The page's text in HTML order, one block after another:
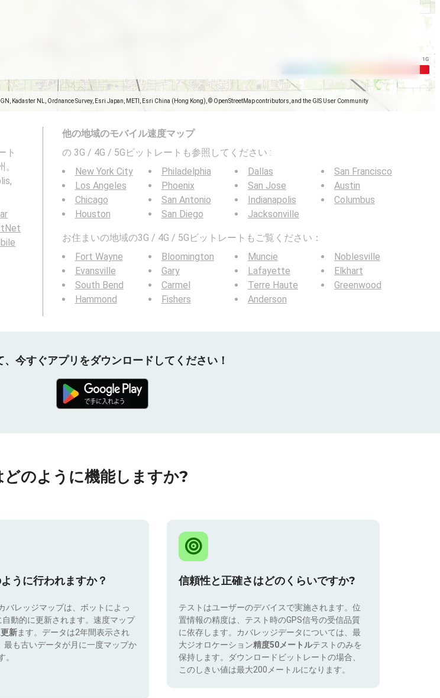
Kadaster NL, Ordnance Survey, Esri Japan, METI, Esri China (Hong Kong), © OpenStreetMap contributors, and the GIS User Community
ト
他の地域のモバイル速度マップ
の 3G / 4G / 5Gビットレートも参照してください :
New York City
Los Angeles
Chicago
Houston
Philadelphia
Phoenix
San Antonio
San Diego
Dallas
San Jose
Indianapolis
Jacksonville
San Francisco
Austin
Columbus
お住まいの地域の3G / 4G / 5Gビットレートもご覧ください：
Fort Wayne
Evansville
South Bend
Hammond
Bloomington
Gary
Carmel
Fishers
Muncie
Lafayette
Terre Haute
Anderson
Noblesville
Elkhart
Greenwood
今すぐアプリをダウンロードしてください！
のように機能しますか?
うに行われますか？
バレッジマップは、ボットによっ
自動的に更新されます。速度マップ
新ます。データは2年間表示され
最も古いデータが月に一度マップか
。
信頼性と正確さはどのくらいですか?
テストはユーザーのデバイスで実施されます。位
置情報の精度は、テスト時のGPS信号の受信品質
に依存します。カバレッジデータについては、最
大ジオロケーション精度50メートルテストのみを
保持します。ダウンロードビットレートの場合、
このしきい値は最大200メートルになります。